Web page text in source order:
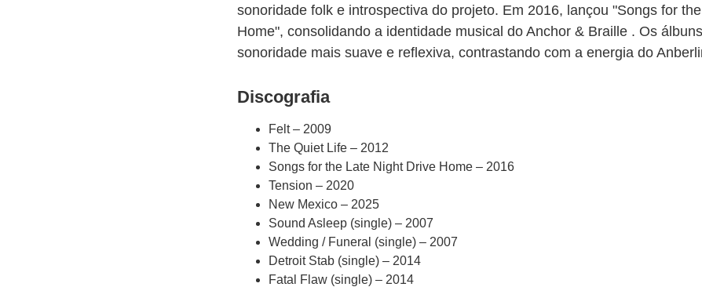
sonoridade folk e introspectiva do projeto. Em 2016, lançou "Songs for
Home", consolidando a identidade musical do Anchor & Braille . Os
sonoridade mais suave e reflexiva, contrastando com a energia do
Discografia
Felt – 2009
The Quiet Life – 2012
Songs for the Late Night Drive Home – 2016
Tension – 2020
New Mexico – 2025
Sound Asleep (single) – 2007
Wedding / Funeral (single) – 2007
Detroit Stab (single) – 2014
Fatal Flaw (single) – 2014